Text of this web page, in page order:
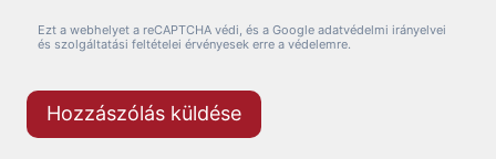
Ezt a webhelyet a reCAPTCHA védi, és a Google adatvédelmi irányelvei
és szolgáltatási feltételei érvényesek erre a védelemre.